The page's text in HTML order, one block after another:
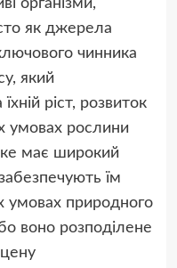
як джерела
чинника
який
ріст, розвиток
умовах рослини
має широкий
їм
умовах природного
воно розподілене